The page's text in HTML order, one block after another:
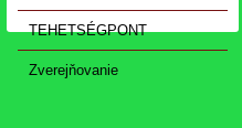
TEHETSÉGPONT
Zverejňovanie